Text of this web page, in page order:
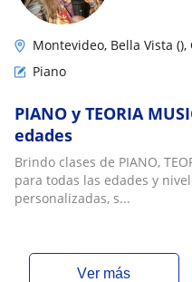
Montevideo, Bella Vista (),
Piano
PIANO y TEORIA
edades
Brindo clases de PIANO,
para todas las edades y
personalizadas, s...
ver más